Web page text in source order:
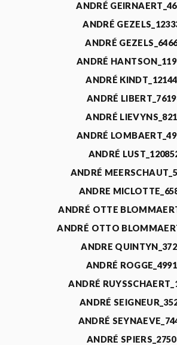
ANDRÉ
ANDRÉ
ANDRÉ
ANDRÉ
ANDRÉ
ANDRÉ
ANDRÉ
ANDRÉ
ANDRÉ
ANDRÉ
ANDRE
ANDRÉ OTTE
ANDRÉ OTTO
ANDRE
ANDRÉ
ANDRÉ
ANDRÉ
ANDRÉ
ANDRÉ